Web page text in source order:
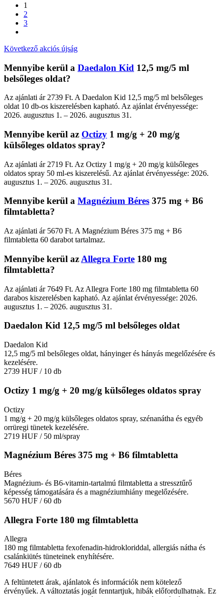
1
2
3
Következő akciós újság
Mennyibe kerül a Daedalon Kid 12,5 mg/5 ml
belsőleges oldat?
Az ajánlati ár 2739 Ft. A Daedalon Kid 12,5 mg/5 ml belsőleges
oldat 10 db-os kiszerelésben kapható. Az ajánlat érvényessége:
2026. augusztus 1. – 2026. augusztus 31.
Mennyibe kerül az Octizy 1 mg/g + 20 mg/g
külsőleges oldatos spray?
Az ajánlati ár 2719 Ft. Az Octizy 1 mg/g + 20 mg/g külsőleges
oldatos spray 50 ml-es kiszerelésű. Az ajánlat érvényessége: 2026.
augusztus 1. – 2026. augusztus 31.
Mennyibe kerül a Magnézium Béres 375 mg + B6
filmtabletta?
Az ajánlati ár 5670 Ft. A Magnézium Béres 375 mg + B6
filmtabletta 60 darabot tartalmaz.
Mennyibe kerül az Allegra Forte 180 mg
filmtabletta?
Az ajánlati ár 7649 Ft. Az Allegra Forte 180 mg filmtabletta 60
darabos kiszerelésben kapható. Az ajánlat érvényessége: 2026.
augusztus 1. – 2026. augusztus 31.
Daedalon Kid 12,5 mg/5 ml belsőleges oldat
Daedalon Kid
12,5 mg/5 ml belsőleges oldat, hányinger és hányás megelőzésére és
kezelésére.
2739 HUF / 10 db
Octizy 1 mg/g + 20 mg/g külsőleges oldatos spray
Octizy
1 mg/g + 20 mg/g külsőleges oldatos spray, szénanátha és egyéb
orrüregi tünetek kezelésére.
2719 HUF / 50 ml/spray
Magnézium Béres 375 mg + B6 filmtabletta
Béres
Magnézium- és B6-vitamin-tartalmú filmtabletta a stressztűrő
képesség támogatására és a magnéziumhiány megelőzésére.
5670 HUF / 60 db
Allegra Forte 180 mg filmtabletta
Allegra
180 mg filmtabletta fexofenadin-hidrokloriddal, allergiás nátha és
csalánkiütés tüneteinek enyhítésére.
7649 HUF / 60 db
A feltüntetett árak, ajánlatok és információk nem kötelező
érvényűek. A változtatás jogát fenntartjuk, hibák előfordulhatnak. Ez